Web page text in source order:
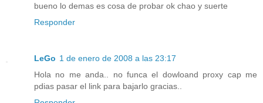
bueno lo demas es cosa de probar ok chao y suerte
Responder
LeGo 1 de enero de 2008 a las 23:17
Hola no me anda.. no funca el dowloand proxy cap me
pdias pasar el link para bajarlo gracias..